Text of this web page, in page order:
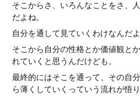
そこからさ、いろんなことをさ、
だよね。
自分を通して見ていくわけなんだよ
そこから自分の性格とか価値観と
れていくと思うんだけども。
最終的にはそこを通って、その自
ら薄くしていくっていう流れが悟